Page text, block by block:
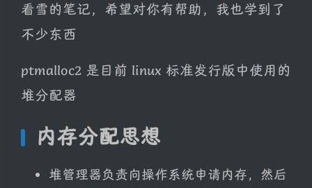
看雪的笔记，希望对你有帮助，我也学到了
不少东西
ptmalloc2 是目前 linux 标准发行版中使用的
堆分配器
内存分配思想
堆管理器负责向操作系统申请内存，然后